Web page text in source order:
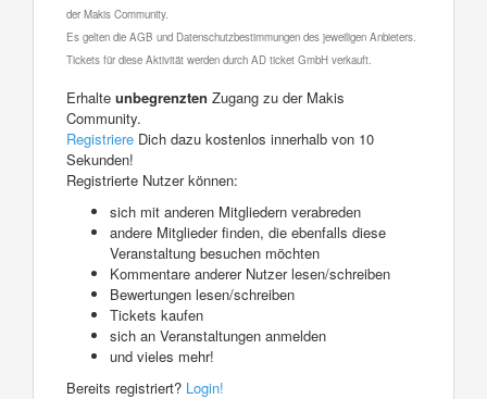
der Makis Community.
Es gelten die AGB und Datenschutzbestimmungen des jeweiligen Anbieters.
Tickets für diese Aktivität werden durch AD ticket GmbH verkauft.
Erhalte unbegrenzten Zugang zu der Makis
Community.
Registriere Dich dazu kostenlos innerhalb von 10
Sekunden!
Registrierte Nutzer können:
sich mit anderen Mitgliedern verabreden
andere Mitglieder finden, die ebenfalls diese
Veranstaltung besuchen möchten
Kommentare anderer Nutzer lesen/schreiben
Bewertungen lesen/schreiben
Tickets kaufen
sich an Veranstaltungen anmelden
und vieles mehr!
Bereits registriert? Login!